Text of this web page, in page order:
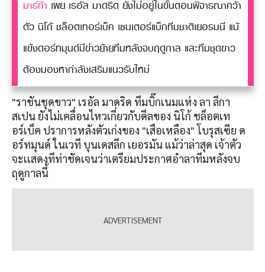
มาร์ก้า เผย เรอัล มาดริด ยังไม่อยู่ในขั้นตอนพิจารณาคว้า
ตัว นิโก้ ชล็อตเทอร์เบ็ค เซนเตอร์แบ็กทีมชาติเยอรมนี แม้
แข้งดอร์ทมุนด์มีข่าวย้ายทีมหลังจบฤดูกาล และทีมชุดขาว
ต้องมองหากำลังเสริมแนวรับใหม่
"ราชันชุดขาว" เรอัล มาดริด ทีมบิ๊กเนมแห่ง ลา ลีกา
สเปน ยังไม่เคลื่อนไหวเกี่ยวกับดีลของ นิโก้ ชล็อตเท
อร์เบ็ค ปราการหลังตัวเก่งของ "เสือเหลือง" โบรุสเซีย ด
อร์ทมุนด์ ในเวที บุนเดสลีก เยอรมัน แม้ว่าล่าสุด เจ้าตัว
จะเเสดงทีท่าชัดเจนว่าเตรียมประกาศอำลาทีมหลังจบ
ฤดูกาลนี้